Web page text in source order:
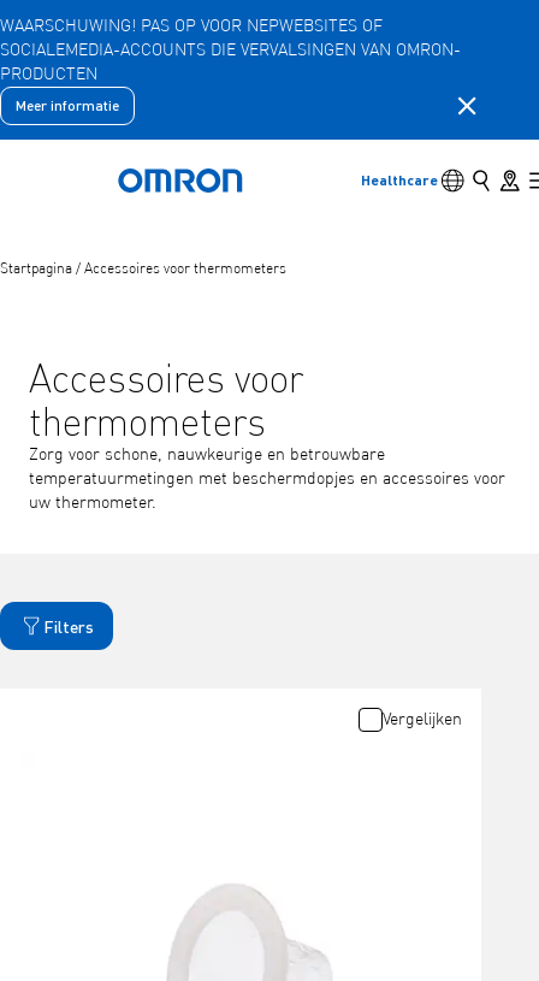
Overslaan
naar
hoofdinhoud
WAARSCHUWING! PAS OP VOOR NEPWEBSITES OF
SOCIALEMEDIA-ACCOUNTS DIE VERVALSINGEN VAN OMRON-
PRODUCTEN
Meer informatie
Terug naar home
Healthcare Schakelaar
Zoeken
Terug
Terug naar het vorige menu
Producten
Startpagina / Accessoires voor thermometers
Accessoires voor
thermometers
Zorg voor schone, nauwkeurige en betrouwbare
temperatuurmetingen met beschermdopjes en accessoires voor
uw thermometer.
Filters
Vergelijken